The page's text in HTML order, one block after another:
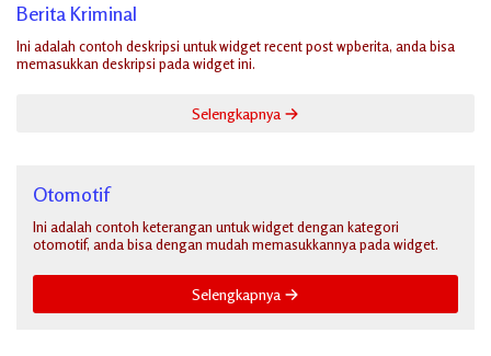
Berita Kriminal
Ini adalah contoh deskripsi untuk widget recent post wpberita, anda bisa
memasukkan deskripsi pada widget ini.
Selengkapnya
Otomotif
Ini adalah contoh keterangan untuk widget dengan kategori
otomotif, anda bisa dengan mudah memasukkannya pada widget.
Selengkapnya